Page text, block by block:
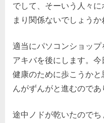
でして、そーいう人々
まり関係ないでしょうか
適当にパソコンショップ
アキバを後にします。
健康のために歩こうか
んがずんがと進むのであ
途中ノドが乾いたのでち